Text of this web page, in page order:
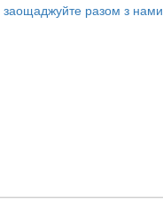
заощаджуйте разом з нами